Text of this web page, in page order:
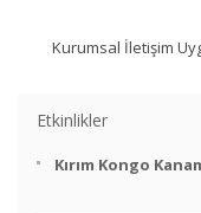
Kurumsal İletişim
Etkinlikler
Kırım Kongo